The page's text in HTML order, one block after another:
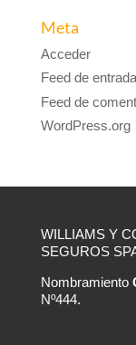
Meta
Acceder
Feed de
Feed de
WordPress.org
WILLIAMS Y
SEGUROS
Nombramiento
Nº444.